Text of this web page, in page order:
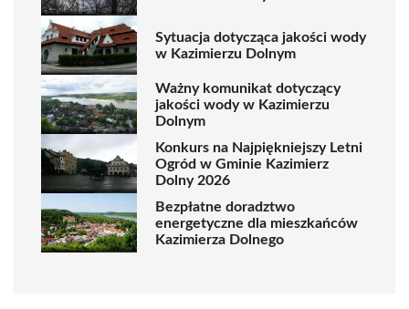
Sytuacja dotycząca jakości wody
w Kazimierzu Dolnym
Ważny komunikat dotyczący
jakości wody w Kazimierzu
Dolnym
Konkurs na Najpiękniejszy Letni
Ogród w Gminie Kazimierz
Dolny 2026
Bezpłatne doradztwo
energetyczne dla mieszkańców
Kazimierza Dolnego